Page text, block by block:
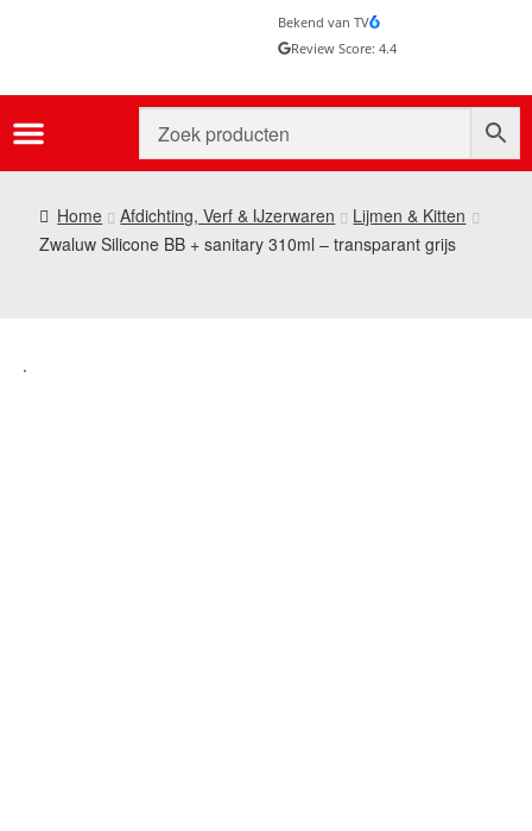
Bekend van TV
Review Score: 4.4
Home Afdichting, Verf & IJzerwaren
Lijmen & Kitten
Zwaluw Silicone BB + sanitary 310ml – transparant grijs